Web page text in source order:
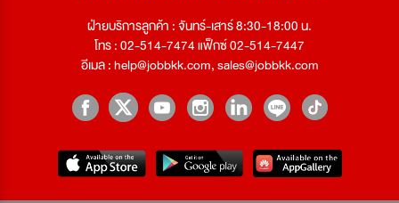
ฝ่ายบริการลูกค้า : จันทร์-เสาร์ 8:30-18:00 น.
โทร : 02-514-7474 แฟ็กซ์ 02-514-7447
อีเมล :help@jobbkk.com,sales@jobbkk.com